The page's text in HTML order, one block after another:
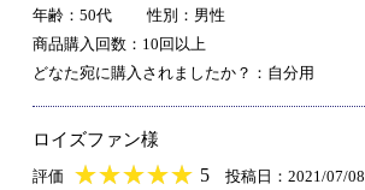
年齢：50代
性別：男性
商品購入回数：10回以上
どなた宛に購入されましたか？：自分用
ロイズファン様
評価 ★★★★★
★★★★★ 5 投稿日：2021/07/08